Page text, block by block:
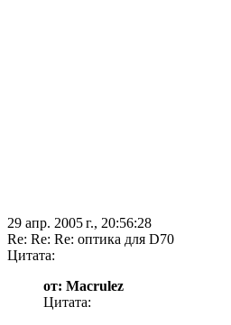
29 апр. 2005 г., 20:56:28
Re: Re: Re: оптика для D70
Цитата:
от: Macrulez
Цитата: